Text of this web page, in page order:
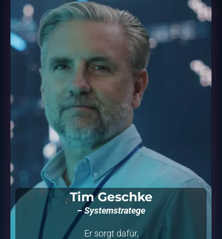
Tim Geschke
– Systemstratege
Er sorgt dafür,